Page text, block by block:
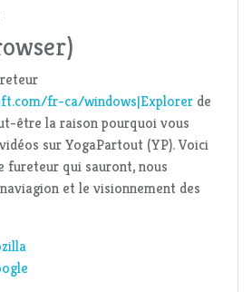
fr-ca/windows|Explorer de
être la raison pourquoi vous
sur YogaPartout (YP). Voici
fureteur qui sauront, nous
et le visionnement des